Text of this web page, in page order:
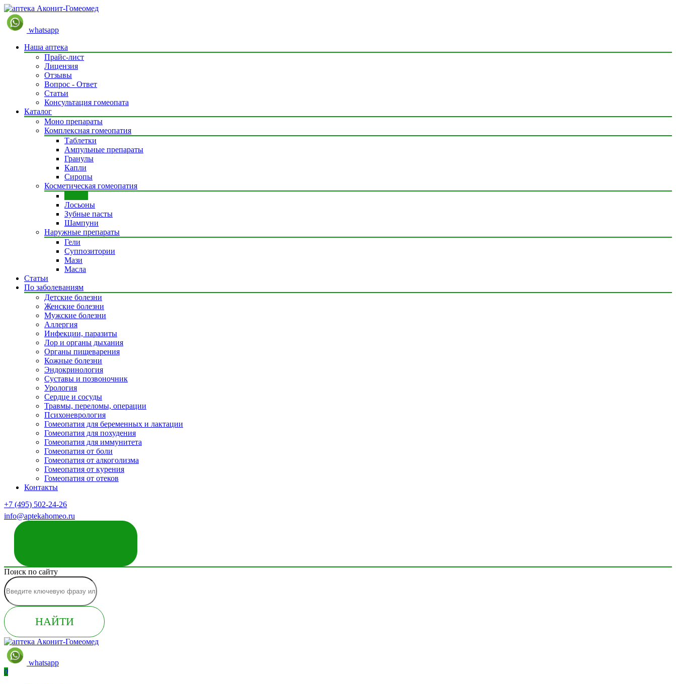
whatsapp
Наша аптека
Прайс-лист
Лицензия
Отзывы
Вопрос - Ответ
Статьи
Консультация гомеопата
Каталог
Моно препараты
Комплексная гомеопатия
Таблетки
Ампульные препараты
Гранулы
Капли
Сиропы
Косметическая гомеопатия
Лосьоны
Зубные пасты
Шампуни
Наружные препараты
Гели
Суппозитории
Мази
Масла
Статьи
По заболеваниям
Детские болезни
Женские болезни
Мужские болезни
Аллергия
Инфекции, паразиты
Лор и органы дыхания
Органы пищеварения
Кожные болезни
Эндокринология
Суставы и позвоночник
Урология
Сердце и сосуды
Травмы, переломы, операции
Психоневрология
Гомеопатия для беременных и лактации
Гомеопатия для похудения
Гомеопатия для иммунитета
Гомеопатия от боли
Гомеопатия от алкоголизма
Гомеопатия от курения
Гомеопатия от отеков
Контакты
+7 (495) 502-24-26
info@aptekahomeo.ru
Поиск по сайту
НАЙТИ
whatsapp
0